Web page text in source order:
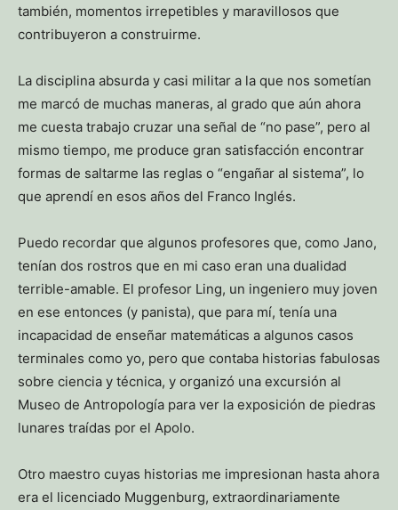
también, momentos irrepetibles y maravillosos que
contribuyeron a construirme.
La disciplina absurda y casi militar a la que nos sometían
me marcó de muchas maneras, al grado que aún ahora
me cuesta trabajo cruzar una señal de “no pase”, pero al
mismo tiempo, me produce gran satisfacción encontrar
formas de saltarme las reglas o “engañar al sistema”, lo
que aprendí en esos años del Franco Inglés.
Puedo recordar que algunos profesores que, como Jano,
tenían dos rostros que en mi caso eran una dualidad
terrible-amable. El profesor Ling, un ingeniero muy joven
en ese entonces (y panista), que para mí, tenía una
incapacidad de enseñar matemáticas a algunos casos
terminales como yo, pero que contaba historias fabulosas
sobre ciencia y técnica, y organizó una excursión al
Museo de Antropología para ver la exposición de piedras
lunares traídas por el Apolo.
Otro maestro cuyas historias me impresionan hasta ahora
era el licenciado Muggenburg, extraordinariamente